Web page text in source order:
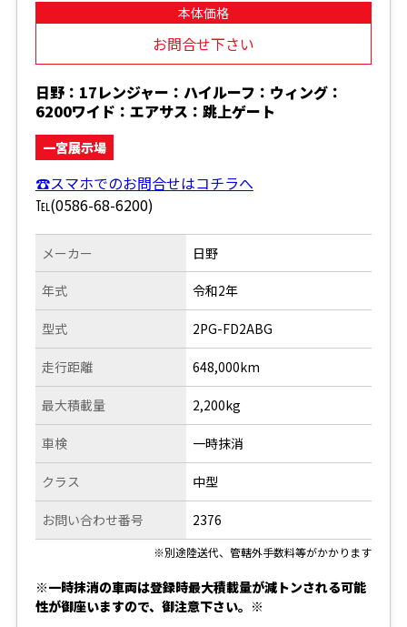
本体価格
お問合せ下さい
日野：17レンジャー：ハイルーフ：ウィング：
6200ワイド：エアサス：跳上ゲート
一宮展示場
☎スマホでのお問合せはコチラへ
℡(0586-68-6200)
メーカー
年式
型式
走行距離
日野
令和2年
2PG-FD2ABG
648,000km
最大積載量
車検
クラス
お問い合わせ番号
2,200kg
一時抹消
中型
2376
※別途陸送代、管轄外手数料等がかかります
※一時抹消の車両は登録時最大積載量が減トンされる可能
性が御座いますので、御注意下さい。※